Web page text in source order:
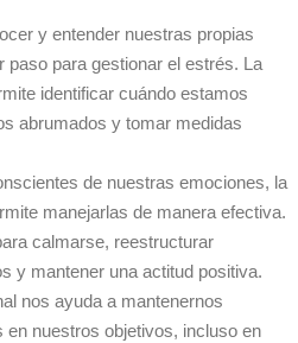
y entender nuestras propias
paso para gestionar el estrés. La
identificar cuándo estamos
abrumados y tomar medidas
de nuestras emociones, la
manejarlas de manera efectiva.
calmarse, reestructurar
y mantener una actitud positiva.
nos ayuda a mantenernos
en nuestros objetivos, incluso en